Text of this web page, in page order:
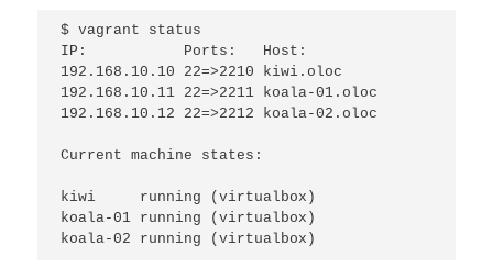
$ vagrant status
IP:           Ports:   Host:
192.168.10.10 22=>2210 kiwi.oloc
192.168.10.11 22=>2211 koala-01.oloc
192.168.10.12 22=>2212 koala-02.oloc
Current machine states:
kiwi     running (virtualbox)
koala-01 running (virtualbox)
koala-02 running (virtualbox)